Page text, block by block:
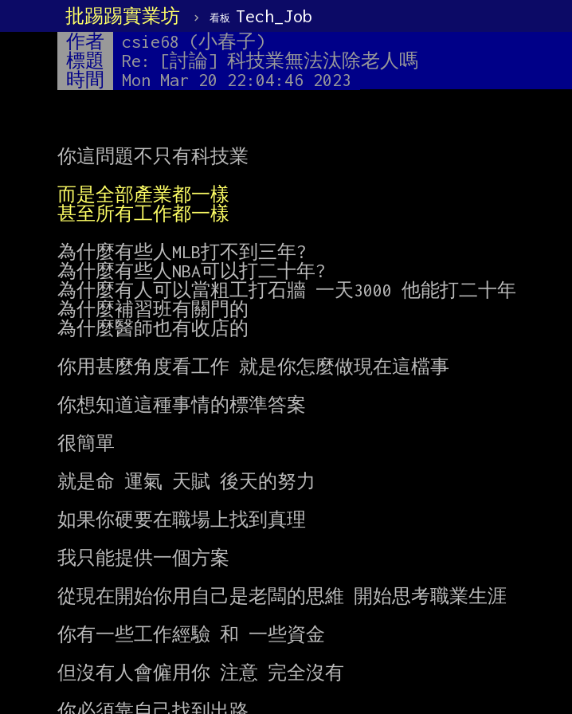
批踢踢實業坊 › 看板 Tech_Job
作者 csie68 (小春子)
標題
Re: [討論] 科技業無法汰除老人嗎
時間
Mon Mar 20 22:04:46 2023
你這問題不只有科技業
而是全部產業都一樣
甚至所有工作都一樣
為什麼有些人MLB打不到三年?
為什麼有些人NBA可以打二十年?
為什麼有人可以當粗工打石牆 一天3000 他能打二十年
為什麼補習班有關門的
為什麼醫師也有收店的
你用甚麼角度看工作 就是你怎麼做現在這檔事
你想知道這種事情的標準答案
很簡單
就是命 運氣 天賦 後天的努力
如果你硬要在職場上找到真理
我只能提供一個方案
從現在開始你用自己是老闆的思維 開始思考職業生涯
你有一些工作經驗 和 一些資金
但沒有人會僱用你 注意 完全沒有